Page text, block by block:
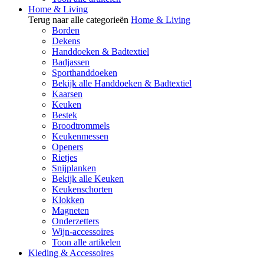
Home & Living
Terug naar alle categorieën Home & Living
Borden
Dekens
Handdoeken & Badtextiel
Badjassen
Sporthanddoeken
Bekijk alle Handdoeken & Badtextiel
Kaarsen
Keuken
Bestek
Broodtrommels
Keukenmessen
Openers
Rietjes
Snijplanken
Bekijk alle Keuken
Keukenschorten
Klokken
Magneten
Onderzetters
Wijn-accessoires
Toon alle artikelen
Kleding & Accessoires